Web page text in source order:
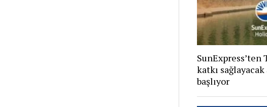
katkı
başlıyor